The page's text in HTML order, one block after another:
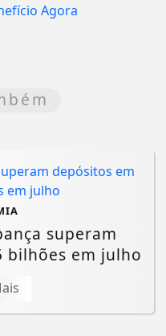
superam
bilhões em julho